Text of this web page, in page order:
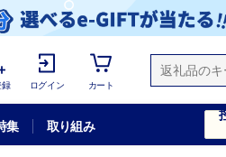
録 ログイン カート
集 取り組み